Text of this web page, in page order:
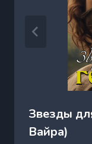
Звезды
Вайра)